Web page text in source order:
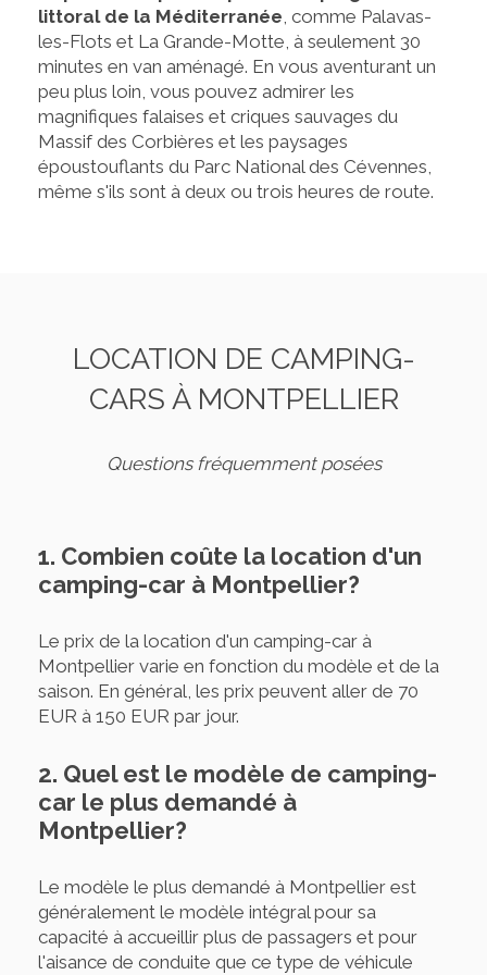
littoral de la Méditerranée, comme Palavas-
les-Flots et La Grande-Motte, à seulement 30
minutes en van aménagé. En vous aventurant un
peu plus loin, vous pouvez admirer les
magnifiques falaises et criques sauvages du
Massif des Corbières et les paysages
époustouflants du Parc National des Cévennes,
même s'ils sont à deux ou trois heures de route.
LOCATION DE CAMPING-
CARS À MONTPELLIER
Questions fréquemment posées
1. Combien coûte la location d'un
camping-car à Montpellier?
Le prix de la location d'un camping-car à
Montpellier varie en fonction du modèle et de la
saison. En général, les prix peuvent aller de 70
EUR à 150 EUR par jour.
2. Quel est le modèle de camping-
car le plus demandé à
Montpellier?
Le modèle le plus demandé à Montpellier est
généralement le modèle intégral pour sa
capacité à accueillir plus de passagers et pour
l'aisance de conduite que ce type de véhicule